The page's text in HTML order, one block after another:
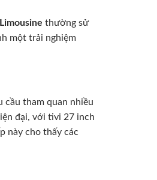
Limousine thường sử
một trải nghiệm
cầu tham quan nhiều
đại, với tivi 27 inch
này cho thấy các